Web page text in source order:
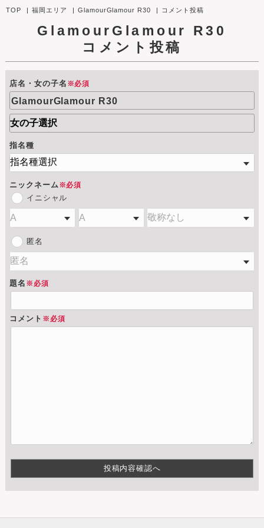
TOP 福岡エリア GlamourGlamour R30 コメント投稿
GlamourGlamour R30
コメント投稿
店名・女の子名 ※必須
GlamourGlamour R30
指名種
ニックネーム ※必須
イニシャル
匿名
題名 ※必須
コメント ※必須